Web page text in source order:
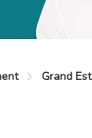
Grand Est